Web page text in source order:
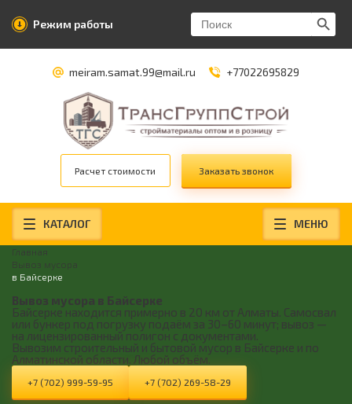
Режим работы
Search
for:
Search
meiram.samat.99@mail.ru +77022695829
Расчет стоимости Заказать звонок
КАТАЛОГ МЕНЮ
Главная
Вывоз мусора
в Байсерке
Вывоз мусора в Байсерке
Байсерке находится примерно в 20 км от Алматы. Самосвал
или бункер под погрузку подаём за 30–60 минут; вывоз —
на лицензированный полигон с документами.
Вывозим строительный и бытовой мусор в Байсерке и по
Алматинской области. Любой объём.
+7 (702) 999-59-95 +7 (702) 269-58-29